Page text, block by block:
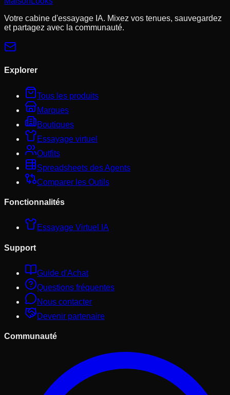
Votre cabine d'essayage IA. Mixez vos tenues, sauvegardez
et partagez avec la communauté.
Explorer
Tous les produits
Marques
Boutiques
Essayage virtuel
Outfits
Spreadsheets des Agents
Comparer les Outils
Fonctionnalités
Essayage Virtuel IA
Support
Guide d'Achat
Questions fréquentes
Nous contacter
Devenir partenaire
Communauté